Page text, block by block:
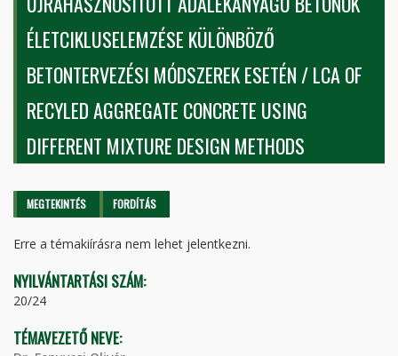
ÉLETCIKLUSELEMZÉSE KÜLÖNBÖZŐ
BETONTERVEZÉSI MÓDSZEREK ESETÉN / LCA OF
RECYLED AGGREGATE CONCRETE USING
DIFFERENT MIXTURE DESIGN METHODS
Elsődleges fülek
MEGTEKINTÉS (AKTÍVFORDÍTÁS
Erre a témakiírásra nem lehet jelentkezni.
NYILVÁNTARTÁSI SZÁM:
20/24
TÉMAVEZETŐ NEVE: